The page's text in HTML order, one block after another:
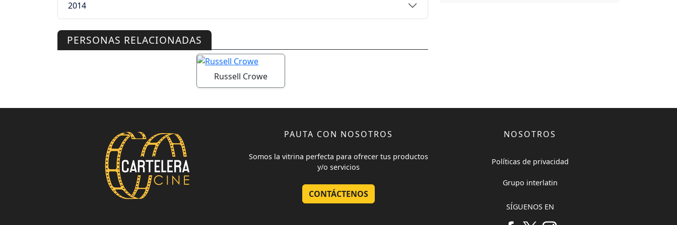
2014
PERSONAS RELACIONADAS
Russell Crowe
PAUTA CON NOSOTROS
Somos la vitrina perfecta para ofrecer tus productos
y/o servicios
CONTÁCTENOS
NOSOTROS
Políticas de privacidad
Grupo interlatin
SÍGUENOS EN